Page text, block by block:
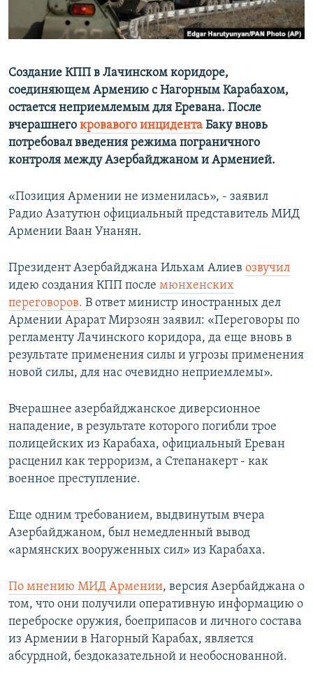
Русский
Создание КПП в Лачинском коридоре,
соединяющем Армению с Нагорным Карабахом,
остается неприемлемым для Еревана. После
вчерашнего кровавого инцидента Баку вновь
потребовал введения режима пограничного
контроля между Азербайджаном и Арменией.
«Позиция Армении не изменилась», - заявил
Радио Азатутюн официальный представитель МИД
Армении Ваан Унанян.
Президент Азербайджана Ильхам Алиев озвучил
идею создания КПП после мюнхенских
переговоров. В ответ министр иностранных дел
Армении Арарат Мирзоян заявил: «Переговоры по
регламенту Лачинского коридора, да еще вновь в
результате применения силы и угрозы применения
новой силы, для нас очевидно неприемлемы».
Вчерашнее азербайджанское диверсионное
нападение, в результате которого погибли трое
полицейских из Карабаха, официальный Ереван
расценил как терроризм, а Степанакерт - как
военное преступление.
Еще одним требованием, выдвинутым вчера
Азербайджаном, был немедленный вывод
«армянских вооруженных сил» из Карабаха.
По мнению МИД Армении, версия Азербайджана о
том, что они получили оперативную информацию о
переброске оружия, боеприпасов и личного состава
из Армении в Нагорный Карабах, является
абсурдной, бездоказательной и необоснованной.